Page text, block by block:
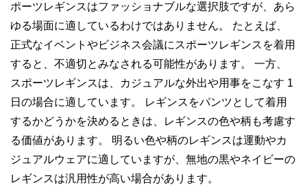
ポーツレギンスはファッショナブルな選択肢ですが、あら
ゆる場面に適しているわけではありません。 たとえば、
正式なイベントやビジネス会議にスポーツレギンスを着用
すると、不適切とみなされる可能性があります。 一方、
スポーツレギンスは、カジュアルな外出や用事をこなす 1
日の場合に適しています。 レギンスをパンツとして着用
するかどうかを決めるときは、レギンスの色や柄も考慮す
る価値があります。 明るい色や柄のレギンスは運動やカ
ジュアルウェアに適していますが、無地の黒やネイビーの
レギンスは汎用性が高い場合があります。